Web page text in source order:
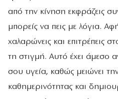
από την κίνηση εκφράζεις
μπορείς να πεις με λόγια.
χαλαρώνεις και επιτρέπεις
τη στιγμή. Αυτό έχει άμεσο
σου υγεία, καθώς μειώνει
καθημερινότητας και